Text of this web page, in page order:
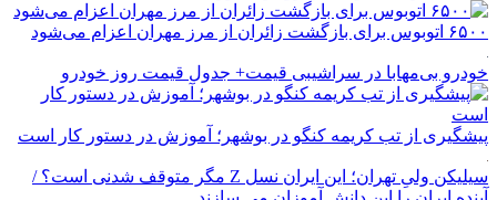
۶۵۰۰ اتوبوس برای بازگشت زائران از مرز مهران اعزام می‌شود
خودرو بی‌مهابا در سراشیبی قیمت+ جدول قیمت روز خودرو
پیشگیری از تب کریمه کنگو در بوشهر؛ آموزش در دستور کار است
سیلیکن ولیِ تهران؛ این ایران نسل Z مگر متوقف شدنی است؟ /